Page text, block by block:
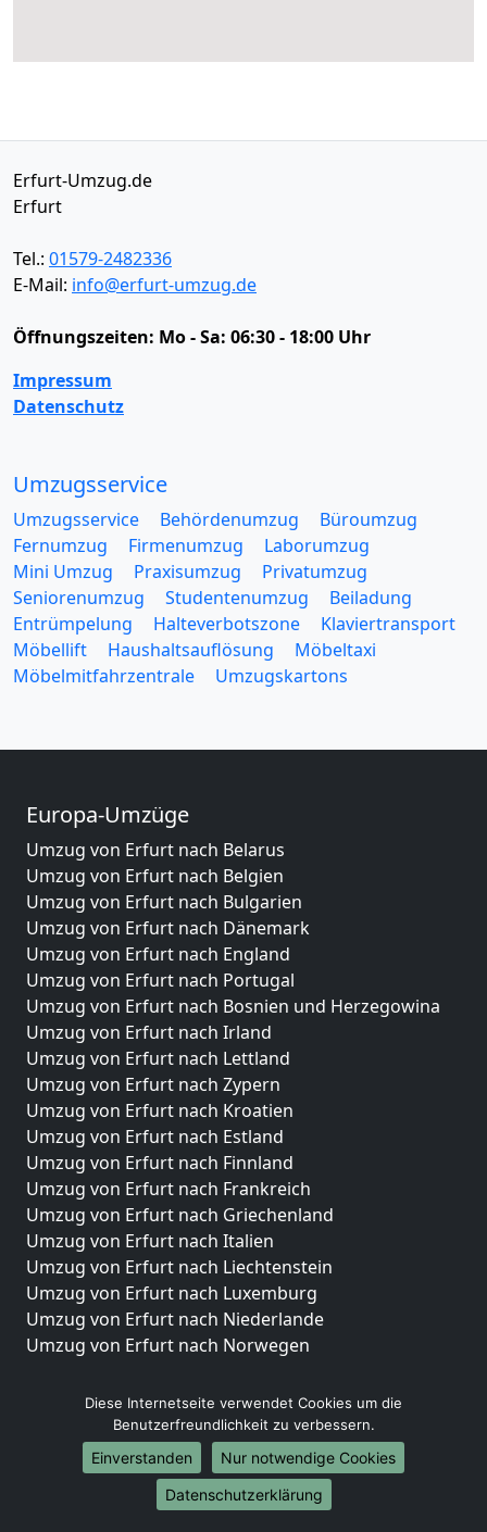
Erfurt-Umzug.de
Erfurt
Tel.: 01579-2482336
E-Mail: info@erfurt-umzug.de
Öffnungszeiten: Mo - Sa: 06:30 - 18:00 Uhr
Impressum
Datenschutz
Umzugsservice
Umzugsservice Behördenumzug
Büroumzug
Fernumzug
Firmenumzug
Laborumzug
Mini Umzug
Praxisumzug
Privatumzug
Seniorenumzug
Studentenumzug
Beiladung
Entrümpelung
Halteverbotszone
Klaviertransport
Möbellift
Haushaltsauflösung
Möbeltaxi
Möbelmitfahrzentrale
Umzugskartons
Europa-Umzüge
Umzug von Erfurt nach Belarus
Umzug von Erfurt nach Belgien
Umzug von Erfurt nach Bulgarien
Umzug von Erfurt nach Dänemark
Umzug von Erfurt nach England
Umzug von Erfurt nach Portugal
Umzug von Erfurt nach Bosnien und Herzegowina
Umzug von Erfurt nach Irland
Umzug von Erfurt nach Lettland
Umzug von Erfurt nach Zypern
Umzug von Erfurt nach Kroatien
Umzug von Erfurt nach Estland
Umzug von Erfurt nach Finnland
Umzug von Erfurt nach Frankreich
Umzug von Erfurt nach Griechenland
Umzug von Erfurt nach Italien
Umzug von Erfurt nach Liechtenstein
Umzug von Erfurt nach Luxemburg
Umzug von Erfurt nach Niederlande
Umzug von Erfurt nach Norwegen
Umzug von Erfurt nach Berlin
Umzug von Erfurt nach Hamburg
Umzug von Erfurt nach München
Umzug von Erfurt nach Köln
Diese Internetseite verwendet Cookies um die
Benutzerfreundlichkeit zu verbessern.
Einverstanden
Nur notwendige Cookies
Datenschutzerklärung